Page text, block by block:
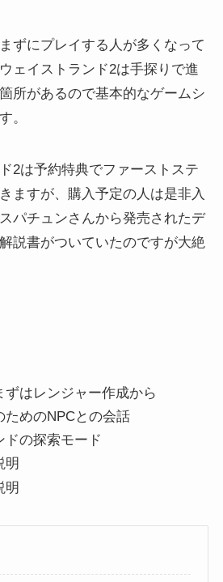
ずにプレイする人が多くなって
ェイストランド2は手探りで進
所があるので基本的なゲームシ
。
2は予約特典でファーストステ
ますが、購入予定の人は是非入
パチュンさんから発売されたデ
説書がついていたのですが大絶
はレンジャー作成から
めのNPCとの会話
の探索モード
明
明